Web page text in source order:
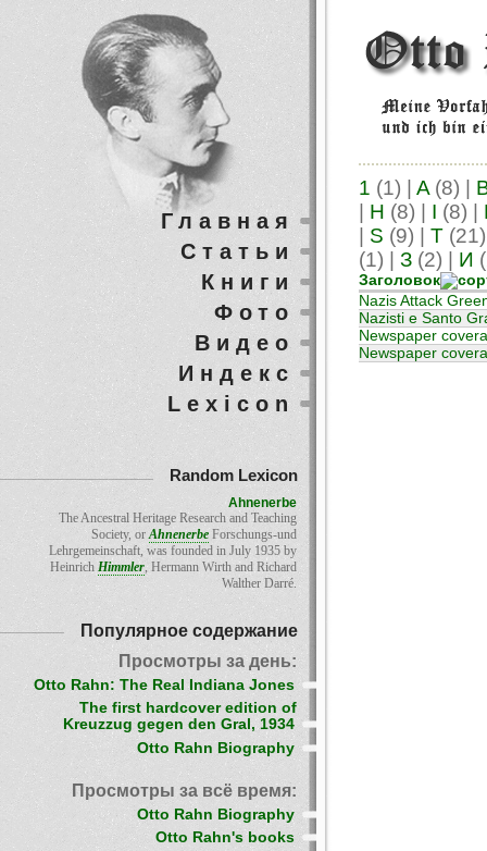
1 (1) A (8)
H (8) I (8)
S (9) T
(1)
З (2) И
Заголовок
Nazis Attack
Nazisti e Santo
Newspaper
Newspaper
Главная
Статьи
Книги
Фото
Видео
Индекс
Lexicon
Random Lexicon
Ahnenerbe
The Ancestral Heritage Research and Teaching
Society, orAhnenerbe Forschungs-und
Lehrgemeinschaft, was founded in July 1935 by
Heinrich Himmler, Hermann Wirth and Richard
Walther Darré.
Популярное содержание
Просмотры за день:
Otto Rahn: The Real Indiana Jones
The first hardcover edition of
Kreuzzug gegen den Gral, 1934
Otto Rahn Biography
Просмотры за всё время:
Otto Rahn Biography
Otto Rahn's books